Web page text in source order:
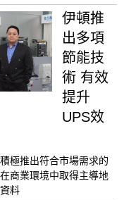
伊頓推
出多項
節能技
術 有效
提升
UPS效
極推出符合市場需求的
商業環境中取得主導地
料